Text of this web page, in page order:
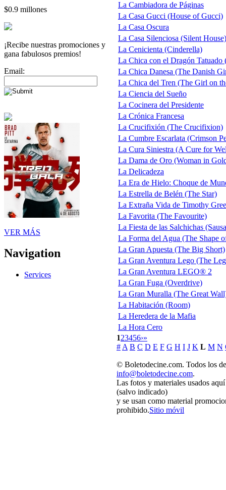
$0.9 millones
¡Recibe nuestras promociones y
gana fabulosos premios!
Email:
VER MÁS
Navigation
Services
La Cambiadora de Páginas
La Casa Gucci (House of Gucci)
La Casa Oscura
La Casa Silenciosa (Silent House)
La Cenicienta (Cinderella)
La Chica con el Dragón
La Chica Danesa (The Danish
La Chica del Tren (The Girl on
La Ciencia del Sueño
La Cocinera del Presidente
La Crónica Francesa
La Crucifixión (The Crucifixion)
La Cumbre Escarlata (Crimson
La Cura Siniestra (A Cure for
La Dama de Oro (Woman in
La Delicadeza
La Era de Hielo: Choque de
La Estrella de Belén (The Star)
La Extraña Vida de Timothy
La Favorita (The Favourite)
La Fiesta de las Salchichas
La Forma del Agua (The Shape
La Gran Apuesta (The Big Short)
La Gran Aventura Lego (The
La Gran Aventura LEGO® 2
La Gran Fuga (Overdrive)
La Gran Muralla (The Great
La Habitación (Room)
La Heredera de la Mafia
La Hora Cero
123456›»
# A B C D E F G H I J K L M N
© Boletodecine.com. Todos los
info@boletodecine.com.
Las fotos y materiales usados
(salvo indicado)
y se usan como material
prohibido.Sitio móvil